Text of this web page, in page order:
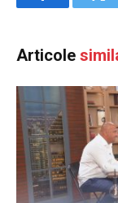
Facebook
Articole